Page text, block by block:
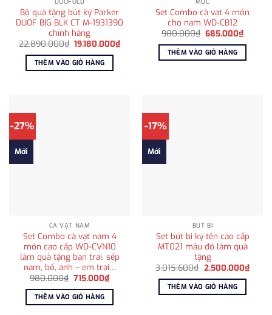
DUOFOLD
Bộ quà tặng bút ký Parker
DUOF BIG BLK CT M-1931390
chính hãng
22.890.000₫ Giá
là:
22.890.000₫.
19.180.000₫Giá
hiện
THÊM VÀO GIỎ HÀNG
MỘC
Set Combo cà vạt 4 món
cho nam WD-CB12
980.000₫ Giá
là:
980.000₫.
685.000₫Giá
hiện
tại
THÊM VÀO GIỎ HÀNG
-27%
Mới
CÀ VẠT NAM
Set Combo cà vạt nam 4
món cao cấp WD-CVN10
làm quà tặng bạn trai, sếp
nam, bố, anh – em trai…
980.000₫ Giá
là:
980.000₫.
715.000₫Giá
hiện
tại
715.000₫.
THÊM VÀO GIỎ HÀNG
-17%
Mới
BÚT BI
Set bút bi ký tên cao cấp
MT021 màu đỏ làm quà
tặng
3.015.600₫ Giá
là:
3.015.600₫.
2.500.000₫Giá
hiện
THÊM VÀO GIỎ HÀNG